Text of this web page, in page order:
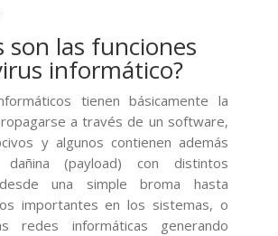
son las funciones
informático?
tienen básicamente la
a través de un software,
y algunos contienen además
(payload) con distintos
una simple broma hasta
importantes en los sistemas, o
redes informáticas generando